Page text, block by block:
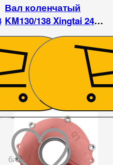
Вал коленчатый
KM130/138 Xingtai 24B,
Shifeng 244, Taishan 24
2 925₴
До
бажаного